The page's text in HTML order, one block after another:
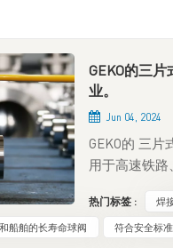
GEKO的三
业。
Jun 04, 2024
GEKO的 三
用于高速铁
乙二醇混合物
这些材料以
热门标签 : 焊
船舶的长寿命球阀 符合安全标